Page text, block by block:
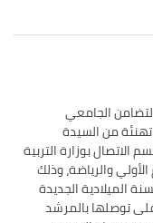
الجامعي
من السيدة
الاتصال بوزارة التربية
والرياضة، وذلك
الميلادية الجديدة
على توصلها بالمرشد